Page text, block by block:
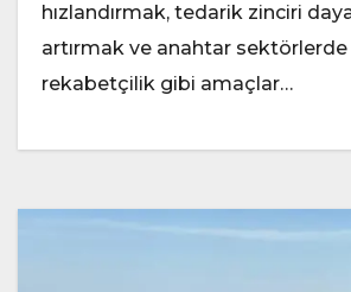
hızlandırmak, tedarik zinciri
artırmak ve anahtar
rekabetçilik gibi amaçlar…